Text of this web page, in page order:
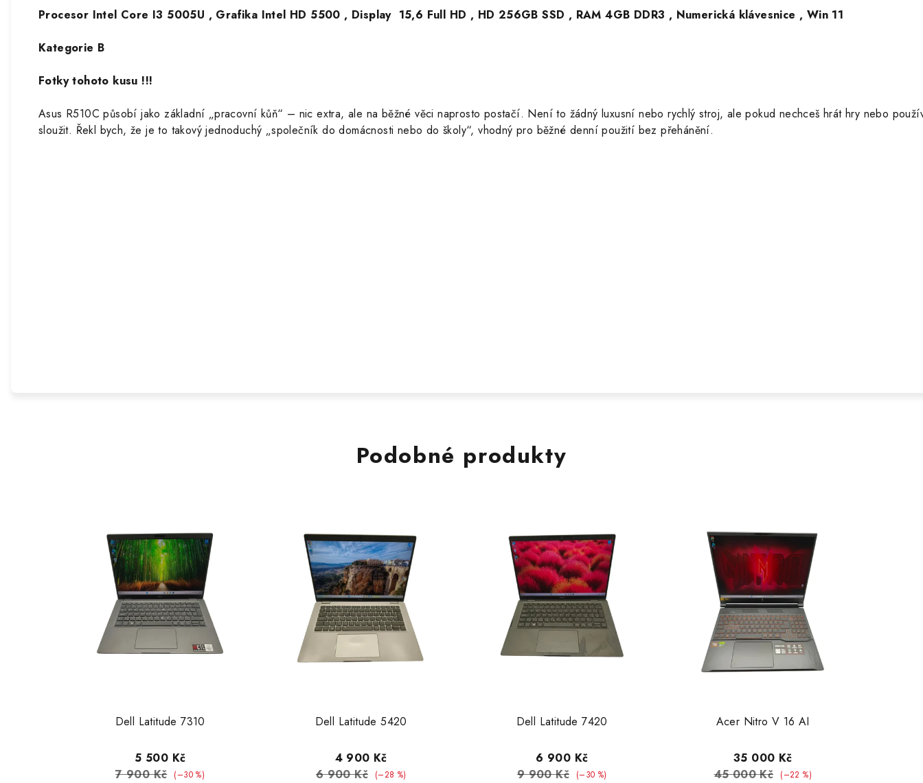
Procesor Intel Core I3 5005U , Grafika Intel HD 5500 , Display 15,6 Full HD , HD 256GB SSD , RAM 4GB DDR3 , Numerická klávesnice , Win 11
Kategorie B
Fotky tohoto kusu !!!
Asus R510C působí jako základní „pracovní kůň“ – nic extra, ale na běžné věci naprosto postačí. Není to žádný luxusní nebo rychlý stroj, ale pokud nechceš hrát hry nebo
sloužit. Řekl bych, že je to takový jednoduchý „společník do domácnosti nebo do školy“, vhodný pro běžné denní použití bez přehánění.
Podobné produkty
Dell Latitude 7310
5 500 Kč
7 900 Kč (–30 %)
Dell Latitude 5420
4 900 Kč
6 900 Kč
(–28 %)
Dell Latitude 7420
6 900 Kč
9 900 Kč
(–30 %)
Acer Nitro V 16 AI
35 000 Kč
45 000 Kč
(–22 %)